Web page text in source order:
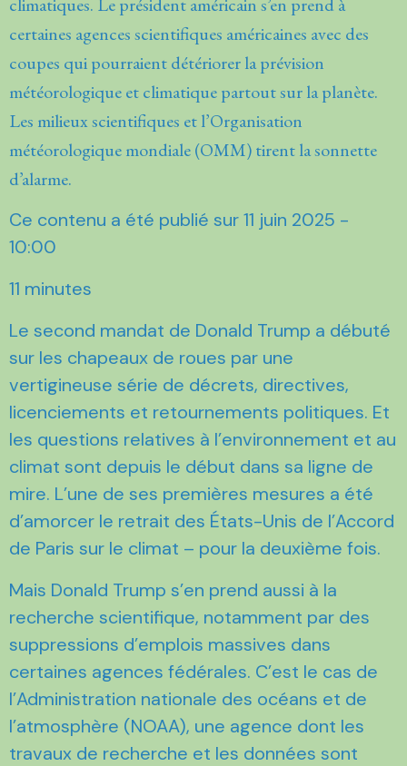
certaines agences scientifiques américaines avec des
coupes qui pourraient détériorer la prévision
météorologique et climatique partout sur la planète.
Les milieux scientifiques et l’Organisation
météorologique mondiale (OMM) tirent la sonnette
d’alarme.
Ce contenu a été publié sur 11 juin 2025 -
10:00
11 minutes
Le second mandat de Donald Trump a débuté
sur les chapeaux de roues par une
vertigineuse série de décrets, directives,
licenciements et retournements politiques. Et
les questions relatives à l’environnement et au
climat sont depuis le début dans sa ligne de
mire. L’une de ses premières mesures a été
d’amorcer le retrait des États-Unis de l’Accord
de Paris sur le climat – pour la deuxième fois.
Mais Donald Trump s’en prend aussi à la
recherche scientifique, notamment par des
suppressions d’emplois massives dans
certaines agences fédérales. C’est le cas de
l’Administration nationale des océans et de
l’atmosphère (NOAA), une agence dont les
travaux de recherche et les données sont